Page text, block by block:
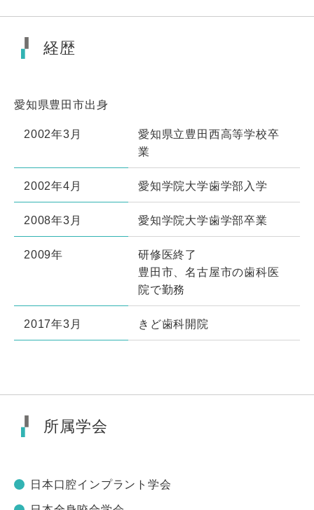
経歴
愛知県豊田市出身
2002年3月
愛知県立豊田西高等学校卒
業
2002年4月 愛知学院大学歯学部入学
2008年3月 愛知学院大学歯学部卒業
2009年
研修医終了
豊田市、名古屋市の歯科医
院で勤務
2017年3月 きど歯科開院
所属学会
日本口腔インプラント学会